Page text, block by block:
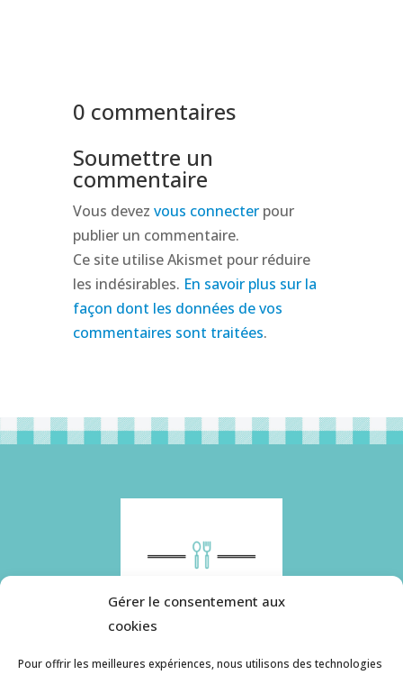
Gérer le consentement aux
cookies
Pour offrir les meilleures expériences, nous utilisons des technologies
0 commentaires
Soumettre un
commentaire
Vous devez vous connecterpour
publier un commentaire.
Ce site utilise Akismet pour réduire
les indésirables. En savoir plus sur la
façon dont les données de vos
commentaires sont traitées.